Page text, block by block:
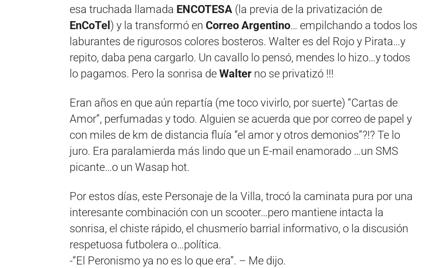
esa truchada llamada ENCOTESA (la previa de la privatización de
EnCoTel ) y la transformó en Correo Argentino… empilchando a todos los
laburantes de rigurosos colores bosteros. Walter es del Rojo y Pirata…y
repito, daba pena cargarlo. Un cavallo lo pensó, mendes lo hizo…y todos
lo pagamos. Pero la sonrisa de Walter no se privatizó !!!
Eran años en que aún repartía (me toco vivirlo, por suerte) “Cartas de
Amor”, perfumadas y todo. Alguien se acuerda que por correo de papel y
con miles de km de distancia fluía “el amor y otros demonios”?!? Te lo
juro. Era paralamierda más lindo que un E-mail enamorado …un SMS
picante…o un Wasap hot.
Por estos días, este Personaje de la Villa, trocó la caminata pura por una
interesante combinación con un scooter…pero mantiene intacta la
sonrisa, el chiste rápido, el chusmerío barrial informativo, o la discusión
respetuosa futbolera o…política.
-“El Peronismo ya no es lo que era”. – Me dijo.